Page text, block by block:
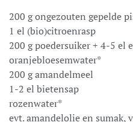
200 g ongezouten gepelde
1 el (bio)citroenrasp
200 g poedersuiker + 4-5 el
oranjebloesemwater*
200 g amandelmeel
1-2 el bietensap
rozenwater*
evt. amandelolie en sumak,